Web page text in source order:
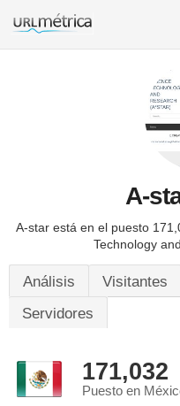
A-
A-star está en el puesto
Technology
Análisis Visitantes
Servidores
171,032
Puesto en